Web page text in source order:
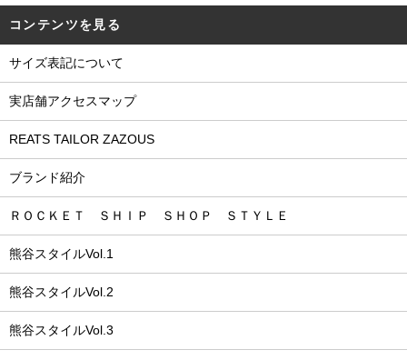
コンテンツを見る
サイズ表記について
実店舗アクセスマップ
REATS TAILOR ZAZOUS
ブランド紹介
ＲＯＣＫＥＴ ＳＨＩＰ ＳＨＯＰ ＳＴＹＬＥ
熊谷スタイルVol.1
熊谷スタイルVol.2
熊谷スタイルVol.3